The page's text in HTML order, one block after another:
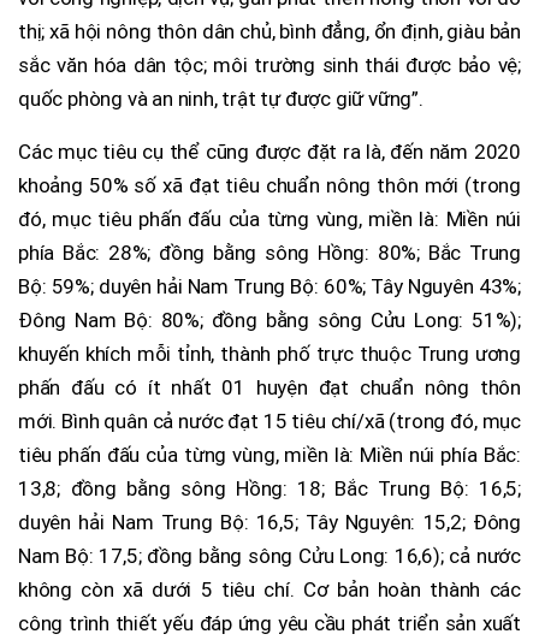
thị; xã hội nông thôn dân chủ, bình đẳng, ổn định, giàu bản
sắc văn hóa dân tộc; môi trường sinh thái được bảo vệ;
quốc phòng và an ninh, trật tự được giữ vững”.
Các mục tiêu cụ thể cũng được đặt ra là, đến năm 2020
khoảng 50% số xã đạt tiêu chuẩn nông thôn mới (trong
đó, mục tiêu phấn đấu của từng vùng, miền là: Miền núi
phía Bắc: 28%; đồng bằng sông Hồng: 80%; Bắc Trung
Bộ: 59%; duyên hải Nam Trung Bộ: 60%; Tây Nguyên 43%;
Đông Nam Bộ: 80%; đồng bằng sông Cửu Long: 51%);
khuyến khích mỗi tỉnh, thành phố trực thuộc Trung ương
phấn đấu có ít nhất 01 huyện đạt chuẩn nông thôn
mới. Bình quân cả nước đạt 15 tiêu chí/xã (trong đó, mục
tiêu phấn đấu của từng vùng, miền là: Miền núi phía Bắc:
13,8; đồng bằng sông Hồng: 18; Bắc Trung Bộ: 16,5;
duyên hải Nam Trung Bộ: 16,5; Tây Nguyên: 15,2; Đông
Nam Bộ: 17,5; đồng bằng sông Cửu Long: 16,6); cả nước
không còn xã dưới 5 tiêu chí. Cơ bản hoàn thành các
công trình thiết yếu đáp ứng yêu cầu phát triển sản xuất